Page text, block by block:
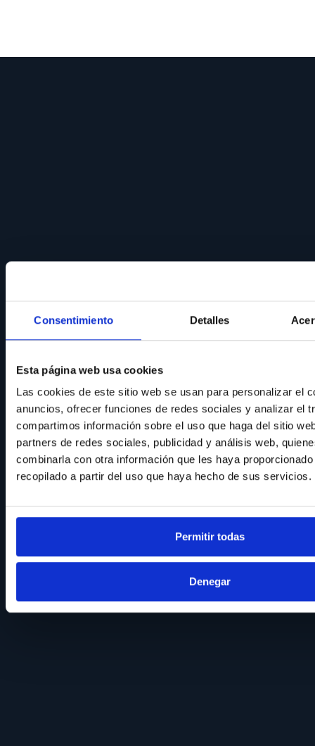
Consentimiento Detalles
Esta página web usa cookies
Las cookies de este sitio web se usan para personalizar el
anuncios, ofrecer funciones de redes sociales y analizar el
compartimos información sobre el uso que haga del sitio
partners de redes sociales, publicidad y análisis web,
combinarla con otra información que les haya
recopilado a partir del uso que haya hecho de sus servicios.
Permitir todas
Denegar